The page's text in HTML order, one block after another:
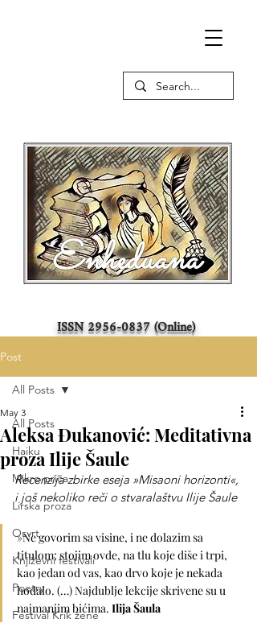
ISSN2956-0837(Online)
Post
All Posts
Haiku
Mikro priča
Lirska proza
Osvrt
Književni festivali
Poetry
Festival Krik žene
All Posts
Aleksa Ðukanović: Meditativna
proza Ilije Šaule
May 3
Recenzija zbirke eseja »Misaoni horizonti«,
i još nekoliko reči o stvaralaštvu Ilije Šaule
»Ne govorim sa visine, i ne dolazim sa
titulom; stojim ovde, na tlu koje diše i trpi,
kao jedan od vas, kao drvo koje je nekada
hodalo. (…) Najdublje lekcije skrivene su u
najmanjim bićima. Ilija Šaula